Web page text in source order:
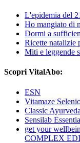
L'epidemia del
Ho mangiato di
Dormi a
Ricette natalizie
Miti e leggende
Scopri VitalAbo:
ESN
Vitamaze
Classic
Sensilab
get your
COMPLEX